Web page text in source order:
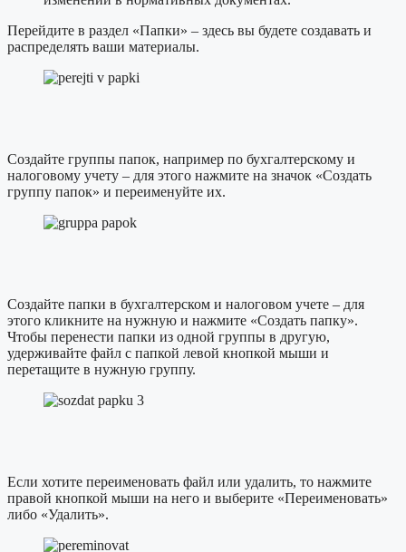
Перейдите в раздел «Папки» – здесь вы будете создавать и
распределять ваши материалы.
Создайте группы папок, например по бухгалтерскому и
налоговому учету – для этого нажмите на значок «Создать
группу папок» и переименуйте их.
Создайте папки в бухгалтерском и налоговом учете – для
этого кликните на нужную и нажмите «Создать папку».
Чтобы перенести папки из одной группы в другую,
удерживайте файл с папкой левой кнопкой мыши и
перетащите в нужную группу.
Если хотите переименовать файл или удалить, то нажмите
правой кнопкой мыши на него и выберите «Переименовать»
либо «Удалить».